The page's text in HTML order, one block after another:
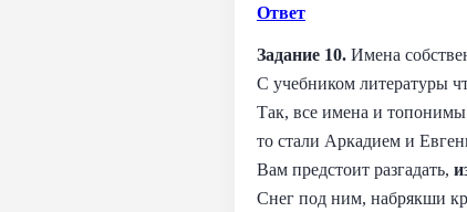
Ответ
Задание 10. Имена
С учебником литературы
Так, все имена и
то стали Аркадием и
Вам предстоит разгадать,
Снег под ним, набрякши